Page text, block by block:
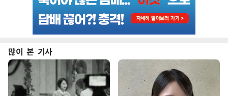
많이 본 기사